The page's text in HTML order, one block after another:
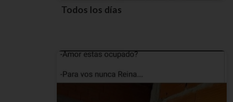
Todos los días